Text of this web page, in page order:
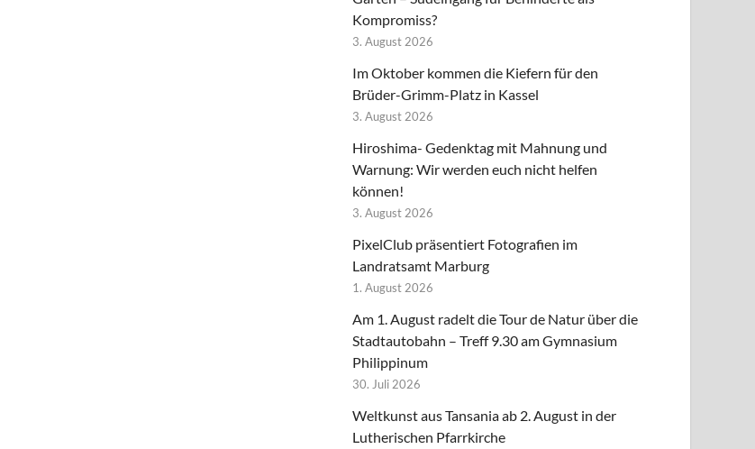
Kompromiss?
3. August 2026
Im Oktober kommen die Kiefern für den
Brüder-Grimm-Platz in Kassel
3. August 2026
Hiroshima- Gedenktag mit Mahnung und
Warnung: Wir werden euch nicht helfen
können!
3. August 2026
PixelClub präsentiert Fotografien im
Landratsamt Marburg
1. August 2026
Am 1. August radelt die Tour de Natur über die
Stadtautobahn – Treff 9.30 am Gymnasium
Philippinum
30. Juli 2026
Weltkunst aus Tansania ab 2. August in der
Lutherischen Pfarrkirche